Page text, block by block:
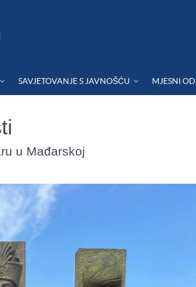
SAVJETOVANJE S JAVNOŠĆU MJESNI
u Mađarskoj